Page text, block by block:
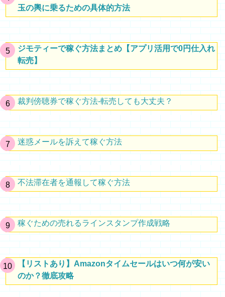
玉の輿に乗るための具体的方法
ジモティーで稼ぐ方法まとめ【アプリ活用で0円仕入れ
転売】
裁判傍聴券で稼ぐ方法-転売しても大丈夫？
迷惑メールを訴えて稼ぐ方法
不法滞在者を通報して稼ぐ方法
稼ぐための売れるラインスタンプ作成戦略
【リストあり】Amazonタイムセールはいつ何が安い
のか？徹底攻略